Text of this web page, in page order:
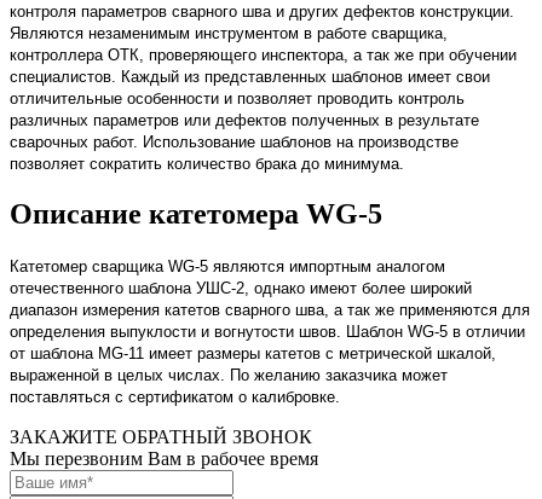
контроля параметров сварного шва и других дефектов конструкции.
Являются незаменимым инструментом в работе сварщика,
контроллера ОТК, проверяющего инспектора, а так же при обучении
специалистов. Каждый из представленных шаблонов имеет свои
отличительные особенности и позволяет проводить контроль
различных параметров или дефектов полученных в результате
сварочных работ. Использование шаблонов на производстве
позволяет сократить количество брака до минимума.
Описание катетомера WG-5
Катетомер сварщика WG-5 являются импортным аналогом
отечественного шаблона УШС-2, однако имеют более широкий
диапазон измерения катетов сварного шва, а так же применяются для
определения выпуклости и вогнутости швов. Шаблон WG-5 в отличии
от шаблона MG-11 имеет размеры катетов с метрической шкалой,
выраженной в целых числах. По желанию заказчика может
поставляться с сертификатом о калибровке.
ЗАКАЖИТЕ ОБРАТНЫЙ ЗВОНОК
Мы перезвоним Вам в рабочее время